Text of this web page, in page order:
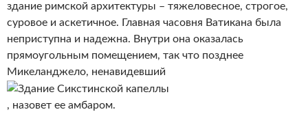
здание римской архитектуры – тяжеловесное, строгое,
суровое и аскетичное. Главная часовня Ватикана была
неприступна и надежна. Внутри она оказалась
прямоугольным помещением, так что позднее
Микеланджело, ненавидевший
, назовет ее амбаром.